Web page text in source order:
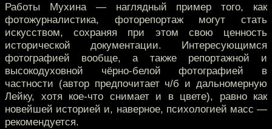
Работы Мухина — наглядный пример того, как
фотожурналистика, фоторепортаж могут стать
искусством, сохраняя при этом свою ценность
исторической документации. Интересующимся
фотографией вообще, а также репортажной и
высокодуховной чёрно-белой фотографией в
частности (автор предпочитает ч/б и дальномерную
Лейку, хотя кое-что снимает и в цвете), равно как
новейшей историей и, наверное, психологией масс —
рекомендуется.